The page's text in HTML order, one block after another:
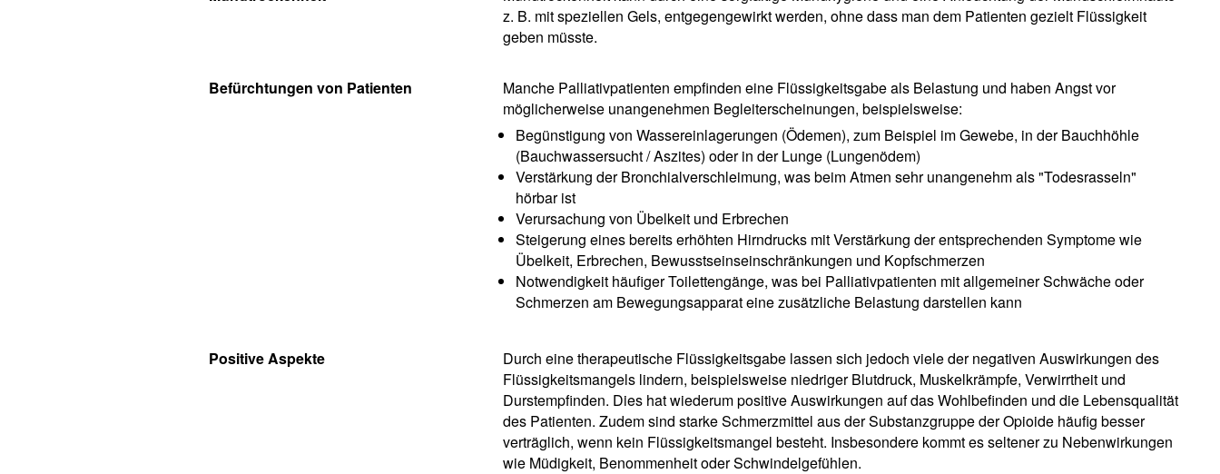
z. B. mit speziellen Gels, entgegengewirkt werden, ohne dass man dem Patienten gezielt Flüssigkeit
geben müsste.
Befürchtungen von Patienten
Manche Palliativpatienten empfinden eine Flüssigkeitsgabe als Belastung und haben Angst vor
möglicherweise unangenehmen Begleiterscheinungen, beispielsweise:
Begünstigung von Wassereinlagerungen (Ödemen), zum Beispiel im Gewebe, in der Bauchhöhle
(Bauchwassersucht / Aszites) oder in der Lunge (Lungenödem)
Verstärkung der Bronchialverschleimung, was beim Atmen sehr unangenehm als "Todesrasseln"
hörbar ist
Verursachung von Übelkeit und Erbrechen
Steigerung eines bereits erhöhten Hirndrucks mit Verstärkung der entsprechenden Symptome wie
Übelkeit, Erbrechen, Bewusstseinseinschränkungen und Kopfschmerzen
Notwendigkeit häufiger Toilettengänge, was bei Palliativpatienten mit allgemeiner Schwäche oder
Schmerzen am Bewegungsapparat eine zusätzliche Belastung darstellen kann
Positive Aspekte
Durch eine therapeutische Flüssigkeitsgabe lassen sich jedoch viele der negativen Auswirkungen des
Flüssigkeitsmangels lindern, beispielsweise niedriger Blutdruck, Muskelkrämpfe, Verwirrtheit und
Durstempfinden. Dies hat wiederum positive Auswirkungen auf das Wohlbefinden und die Lebensqualität
des Patienten. Zudem sind starke Schmerzmittel aus der Substanzgruppe der Opioide häufig besser
verträglich, wenn kein Flüssigkeitsmangel besteht. Insbesondere kommt es seltener zu Nebenwirkungen
wie Müdigkeit, Benommenheit oder Schwindelgefühlen.